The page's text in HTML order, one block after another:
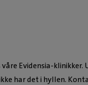
Evidensia-
har det i hyllen.